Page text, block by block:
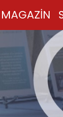
MAGAZİN